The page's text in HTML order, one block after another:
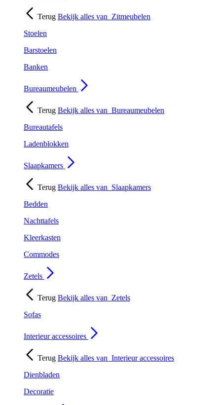
Terug Bekijk alles van Zitmeubelen
Stoelen
Barstoelen
Banken
Bureaumeubelen
Terug Bekijk alles van Bureaumeubelen
Bureautafels
Ladenblokken
Slaapkamers
Terug Bekijk alles van Slaapkamers
Bedden
Nachttafels
Kleerkasten
Commodes
Zetels
Terug Bekijk alles van Zetels
Sofas
Interieur accessoires
Terug Bekijk alles van Interieur accessoires
Dienbladen
Decoratie